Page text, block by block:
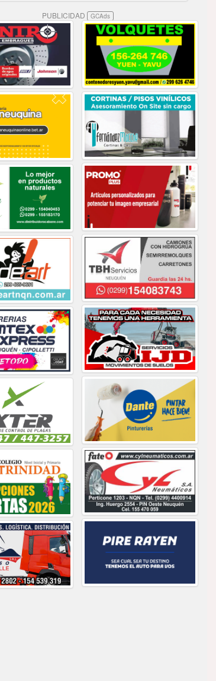
PUBLICIDAD GCAds